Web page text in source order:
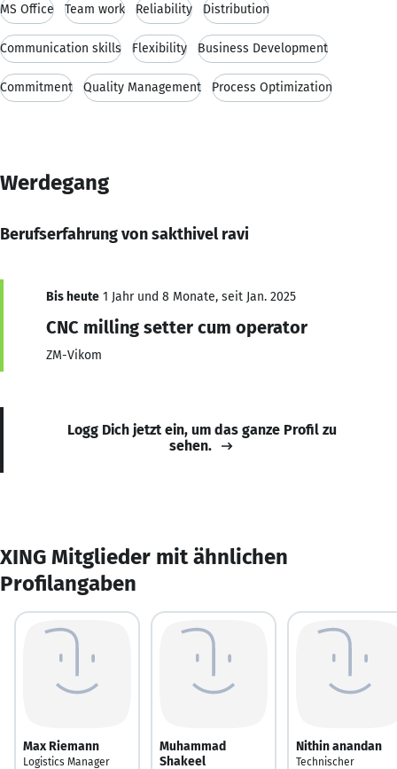
MS Office Team work Reliability Distribution
Communication skills Flexibility Business Development
Commitment Quality Management Process Optimization
Werdegang
Berufserfahrung von sakthivel ravi
Bis heute 1 Jahr und 8 Monate, seit Jan. 2025
CNC milling setter cum operator
ZM-Vikom
Logg Dich jetzt ein, um das ganze Profil zu
sehen.
XING Mitglieder mit ähnlichen
Profilangaben
Max Riemann
Logistics Manager
Muhammad
Shakeel
Nithin anandan
Technischer